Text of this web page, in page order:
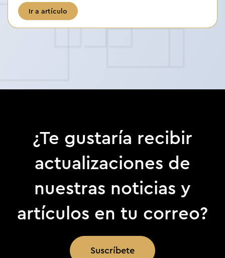
Ir a artículo
¿Te gustaría recibir
actualizaciones de
nuestras noticias y
artículos en tu correo?
Suscríbete